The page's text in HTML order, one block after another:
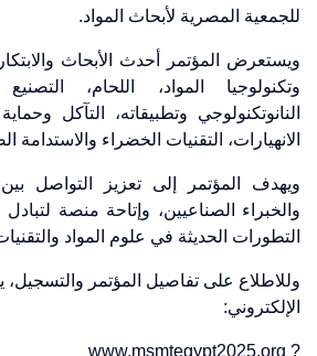
للجمعية المصرية لأبحاث المواد.
ويستعرض المؤتمر أحدث الأبحاث
وتكنولوجيا المواد، اللحام، التصنيع
النانوتكنولوجي وتطبيقاته، التآكل
الانهيارات، التقنيات الخضراء والاستدامة
ويهدف المؤتمر إلى تعزيز التواصل بين
والخبراء الصناعيين، وإتاحة منصة
التطورات الحديثة في علوم المواد
وللاطلاع على تفاصيل المؤتمر والتسجيل،
الإلكتروني:
? www.msmtegypt2025.org